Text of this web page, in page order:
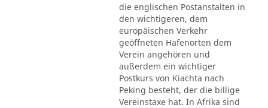
die englischen Postanstalten in
den wichtigeren, dem
europäischen Verkehr
geöffneten Hafenorten dem
Verein angehören und
außerdem ein wichtiger
Postkurs von Kiachta nach
Peking besteht, der die billige
Vereinstaxe hat. In Afrika sind